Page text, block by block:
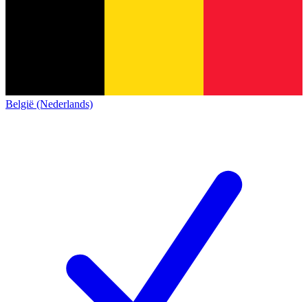
België (Nederlands)